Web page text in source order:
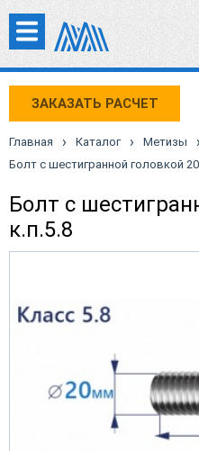
ЗАКАЗАТЬ РАСЧЕТ
Главная › Каталог › Метизы ›
Болт с шестигранной головкой
Болт с
к.п.5.8